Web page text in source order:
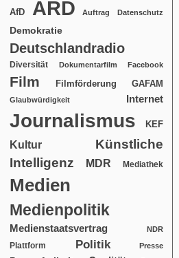
AfD ARD Auftrag Datenschutz
Demokratie
Deutschlandradio
Diversität Dokumentarfilm Facebook
Film Filmförderung GAFAM
Glaubwürdigkeit Internet
Journalismus KEF
Kultur
Künstliche
Intelligenz
MDR Mediathek
Medien
Medienpolitik
Medienstaatsvertrag NDR
Plattform Politik Presse